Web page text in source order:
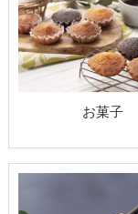
お菓子